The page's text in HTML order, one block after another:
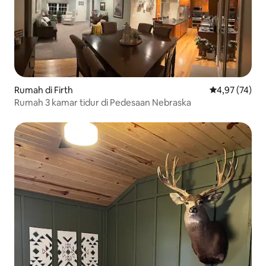
Rumah di Firth Nilai rata-rata
4,97 (74)
Rumah 3 kamar tidur di Pedesaan Nebraska